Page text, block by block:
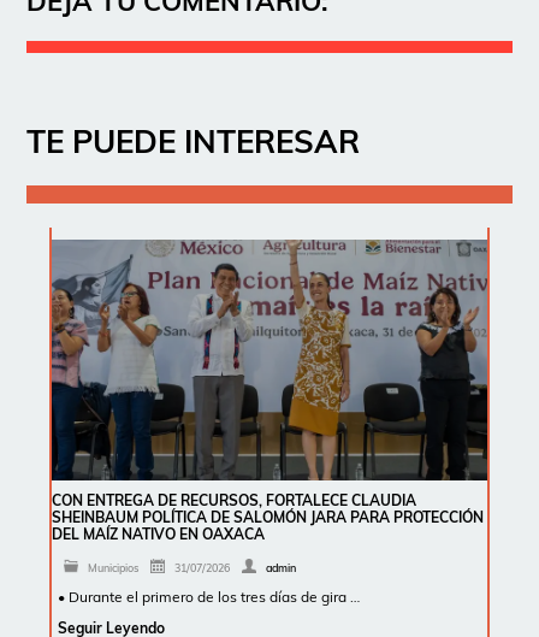
TE PUEDE INTERESAR
CON ENTREGA DE RECURSOS, FORTALECE CLAUDIA
SHEINBAUM POLÍTICA DE SALOMÓN JARA PARA PROTECCIÓN
DEL MAÍZ NATIVO EN OAXACA
Municipios 31/07/2026 admin
• Durante el primero de los tres días de gira …
Seguir Leyendo